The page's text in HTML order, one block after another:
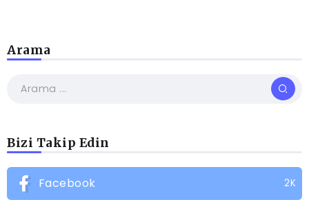
Arama
Bizi Takip Edin
Facebook 2K